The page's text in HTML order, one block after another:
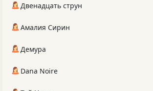
Двенадцать струн
Амалия Сирин
Демура
Dana Noire